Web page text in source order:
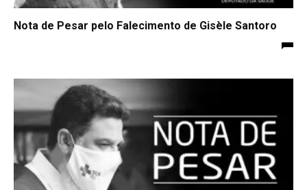
Nota de Pesar pelo Falecimento de Gisèle Santoro